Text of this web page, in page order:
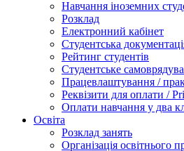
Навчання іноземних
Розклад
Електронний кабінет
Студентська
Рейтинг студентів
Студентське
Працевлаштування /
Реквізити для оплати /
Оплати навчання у два
Освіта
Розклад занять
Організація освітнього